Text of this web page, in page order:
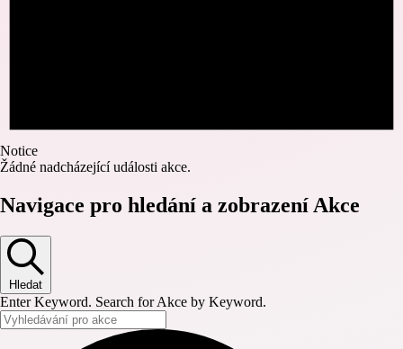
Notice
Žádné nadcházející události akce.
Navigace pro hledání a zobrazení Akce
Hledat
Enter Keyword. Search for Akce by Keyword.